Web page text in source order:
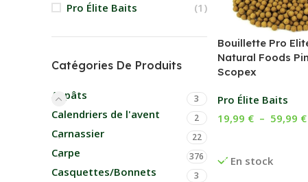
Pro Élite Baits (1)
Catégories De Produits
Appâts 3
Calendriers de l'avent 2
Carnassier 22
Carpe 376
Casquettes/Bonnets
3
Bouillette Pro
Natural Foods
Scopex
Pro Élite Baits
En stock
19,99 € – 59,99 €